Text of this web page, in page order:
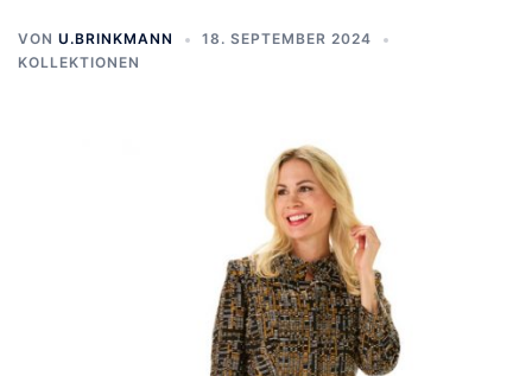
VON U.BRINKMANN
18. SEPTEMBER 2024
KOLLEKTIONEN